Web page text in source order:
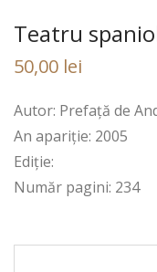
Teatru
50,00 lei
Autor: Prefaţă de
An apariție: 2005
Ediție:
Număr pagini: 234